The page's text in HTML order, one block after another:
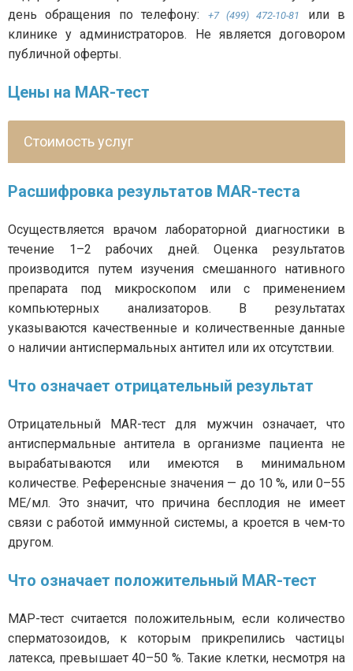
день обращения по телефону:
+7 (499) 472-10-81
или в
клинике у администраторов. Не является договором
публичной оферты.
Цены на MAR-тест
Стоимость услуг
Расшифровка результатов MAR-теста
Осуществляется врачом лабораторной диагностики в
течение 1–2 рабочих дней. Оценка результатов
производится путем изучения смешанного нативного
препарата под микроскопом или с применением
компьютерных анализаторов. В результатах
указываются качественные и количественные данные
о наличии антиспермальных антител или их отсутствии.
Что означает отрицательный результат
Отрицательный MAR-тест для мужчин означает, что
антиспермальные антитела в организме пациента не
вырабатываются или имеются в минимальном
количестве. Референсные значения — до 10 %, или 0–55
МЕ/мл. Это значит, что причина бесплодия не имеет
связи с работой иммунной системы, а кроется в чем-то
другом.
Что означает положительный MAR-тест
МАР-тест считается положительным, если количество
сперматозоидов, к которым прикрепились частицы
латекса, превышает 40–50 %. Такие клетки, несмотря на